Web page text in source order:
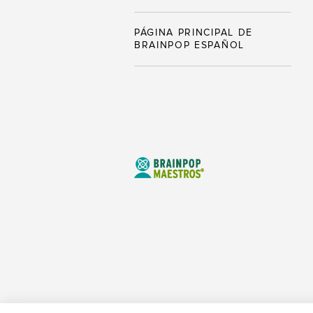
PÁGINA PRINCIPAL DE
BRAINPOP ESPAÑOL